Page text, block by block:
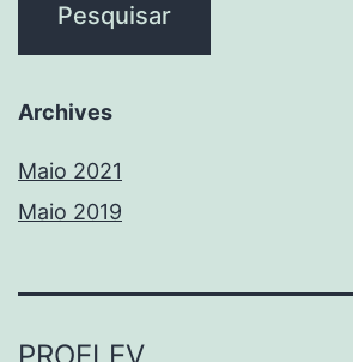
Archives
Maio 2021
Maio 2019